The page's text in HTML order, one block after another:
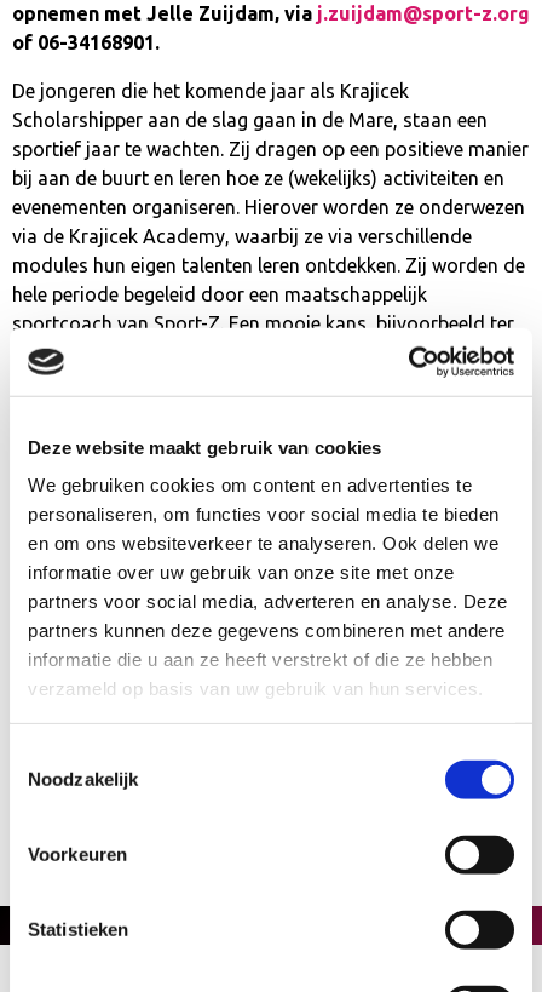
Deze website maakt gebruik van cookies
We gebruiken cookies om content en advertenties te
personaliseren, om functies voor social media te bieden
en om ons websiteverkeer te analyseren. Ook delen we
informatie over uw gebruik van onze site met onze
partners voor social media, adverteren en analyse. Deze
partners kunnen deze gegevens combineren met andere
informatie die u aan ze heeft verstrekt of die ze hebben
verzameld op basis van uw gebruik van hun services.
Noodzakelijk
Voorkeuren
Statistieken
opnemen met Jelle Zuijdam, via j.zuijdam@sport-z.org
of 06-34168901.
De jongeren die het komende jaar als Krajicek
Scholarshipper aan de slag gaan in de Mare, staan een
sportief jaar te wachten. Zij dragen op een positieve manier
bij aan de buurt en leren hoe ze (wekelijks) activiteiten en
evenementen organiseren. Hierover worden ze onderwezen
via de Krajicek Academy, waarbij ze via verschillende
modules hun eigen talenten leren ontdekken. Zij worden de
hele periode begeleid door een maatschappelijk
sportcoach van Sport-Z. Een mooie kans, bijvoorbeeld ter
aanvulling op het CV.
Jongeren tussen de 15 en 27 jaar, die in de Mare wonen en
aanmelden via j.zuijdam@sport-z.orgof 06-43168901.